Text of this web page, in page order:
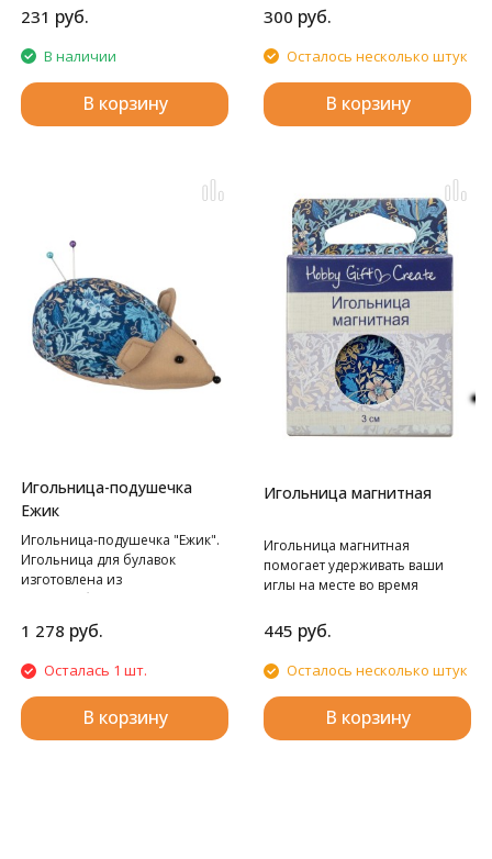
231 руб.
В наличии
В корзину
300 руб.
Осталось несколько штук
В корзину
Игольница-подушечка
Ежик
Игольница-подушечка "Ежик".
Игольница для булавок
изготовлена из
хлопчатобумажной ткани с
классическим цветочным
принтом, выполненным в
прикладного искусства. Новая
игольница для булавок в
форме Еж. Идеальное
дополнение к вашей
1 278 руб.
Осталась 1 шт.
В корзину
Игольница магнитная
Игольница магнитная
помогает удерживать ваши
иглы на месте во время
рукоделия. Поместите
декоративную сторону с
магнитом поверх ткани и
поместите магнитный диск под
ткань. Дизайн магнитной
иголницы - растительный в
синих тонах. Размер
445 руб.
Осталось несколько штук
В корзину